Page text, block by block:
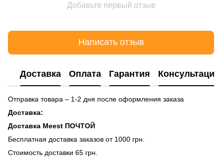
Добавьте первый отзыв
Написать отзыв
Доставка Оплата Гарантия Консультация
Отправка товара – 1-2 дня после оформления заказа
Доставка:
Доставка Meest ПОЧТОЙ
Бесплатная доставка заказов от 1000 грн.
Стоимость доставки 65 грн.